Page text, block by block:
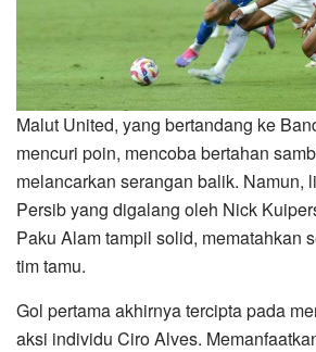
Malut United, yang bertandang ke
mencuri poin, mencoba bertahan
melancarkan serangan balik. Namun,
Persib yang digalang oleh Nick
Paku Alam tampil solid, mematahkan
tim tamu.
Gol pertama akhirnya tercipta pada
aksi individu Ciro Alves.